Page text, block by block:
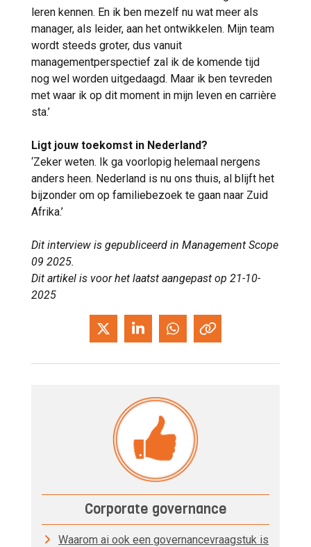
leren kennen. En ik ben mezelf nu wat meer als
manager, als leider, aan het ontwikkelen. Mijn team
wordt steeds groter, dus vanuit
managementperspectief zal ik de komende tijd
nog wel worden uitgedaagd. Maar ik ben tevreden
met waar ik op dit moment in mijn leven en carrière
sta.’
Ligt jouw toekomst in Nederland?
‘Zeker weten. Ik ga voorlopig helemaal nergens
anders heen. Nederland is nu ons thuis, al blijft het
bijzonder om op familiebezoek te gaan naar Zuid
Afrika.’
Dit interview is gepubliceerd in Management Scope
09 2025.
Dit artikel is voor het laatst aangepast op 21-10-
2025
Corporate governance
Waarom ai ook een governancevraagstuk is